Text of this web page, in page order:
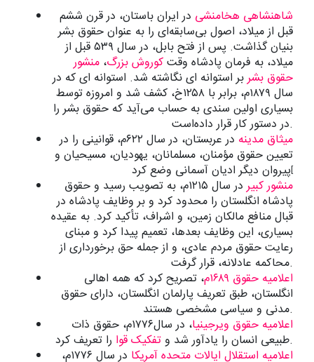
شاهنشاهی هخامنشی در ایران باستان، در قرن ششم
قبل از میلاد، اصول بی‌سابقه‌ای را به عنوان حقوق بشر
بنیان گذاشت. پس از فتح بابل، در سال ۵۳۹ قبل از
میلاد، به فرمان پادشاه وقتکوروش بزرگ، منشور
حقوق بشربر استوانه ای نگاشته شد. استوانه ای که در
سال ۱۸۷۹م، برابر با ۱۲۵۸خ، کشف شد و امروزه توسط
بسیاری اولین سندی به حساب می‌آید که حقوق بشر را
در دستور کار قرار داده‌است.
میثاق مدینه
در عربستان، در سال ۶۲۲م، قوانینی را در
تعیین حقوق مؤمنان، مسلمانان، یهودیان، مسیحیان و
پیروان دیگر ادیان آسمانی وضع کرد[
منشور کبیر
در سال ۱۲۱۵م، به تصویب رسید و حقوق
پادشاه انگلستان را محدود کرد و بر وظایف پادشاه در
قبال منافع مالکان زمین، و اشراف، تأکید کرد. به عقیده
بسیاری، این وظایف بعدها، تعمیم پیدا کرد و مبنای
رعایت حقوق مردم عادی، و از جمله حق برخورداری از
محاکمه عادلانه، قرار گرفت.
اعلامیه حقوق ۱۶۸۹م
، تصریح کرد که همه اهالی
انگلستان، طبق تعریف پارلمان انگلستان، دارای حقوق
مدنی و سیاسی مشخصی هستند.
اعلامیه حقوق ویرجینیا
، در سال۱۷۷۶م، حقوق ذات
طبیعی انسان را یادآور شد وتفکیک قوا
را تعریف کرد.
اعلامیه استقلال ایالات متحده آمریکا
در سال ۱۷۷۶م،